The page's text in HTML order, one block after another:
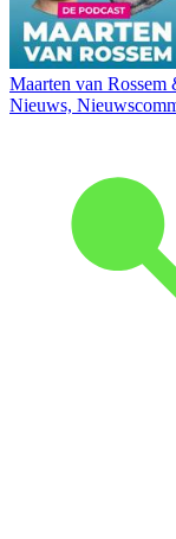
Maarten van Rossem
Nieuws,